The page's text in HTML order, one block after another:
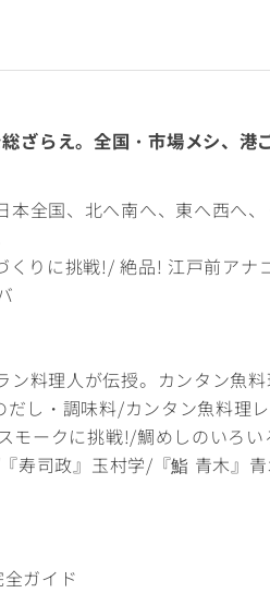
ざらえ。全国・市場メシ、港ご
本全国、北へ南へ、東へ西へ
くりに挑戦!/ 絶品! 江戸前ア
料理人が伝授。カンタン魚料
し・調味料/カンタン魚料理
モークに挑戦!/鯛めしのいろ
寿司政』玉村学/『鮨 青木』
ガイド